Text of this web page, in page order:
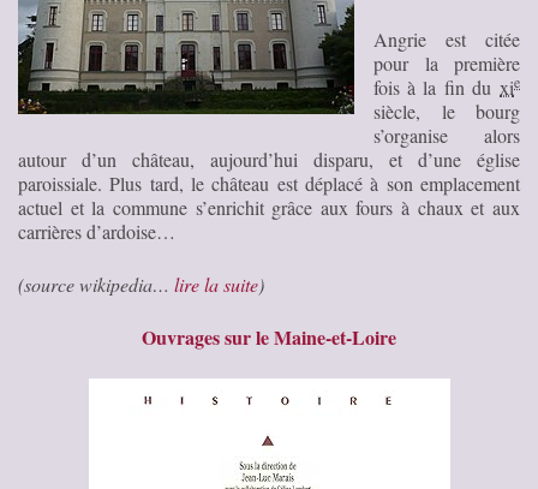
Angrie est citée
pour la première
fois à la fin du xie
siècle, le bourg
s’organise alors
autour d’un château, aujourd’hui disparu, et d’une église
paroissiale. Plus tard, le château est déplacé à son emplacement
actuel et la commune s’enrichit grâce aux fours à chaux et aux
carrières d’ardoise…
(source wikipedia… lire la suite)
Ouvrages sur le Maine-et-Loire